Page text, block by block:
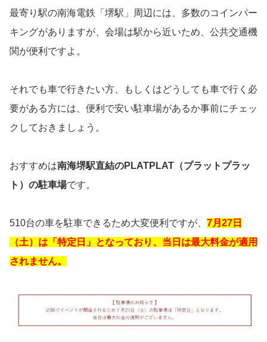
最寄り駅の南海電鉄「堺駅」周辺には、多数のコインパー
キングがありますが、会場は駅から近いため、公共交通機
関が便利ですよ。
それでも車で行きたい方、もしくはどうしても車で行く必
要がある方には、便利で安い駐車場があるか事前にチェッ
クしておきましょう。
おすすめは南海堺駅直結のPLATPLAT（プラットプラッ
ト）の駐車場です。
510台の車を駐車できるため大変便利ですが、 7月27日
（土）は「特定日」となっており、当日は最大料金が適用
されません。